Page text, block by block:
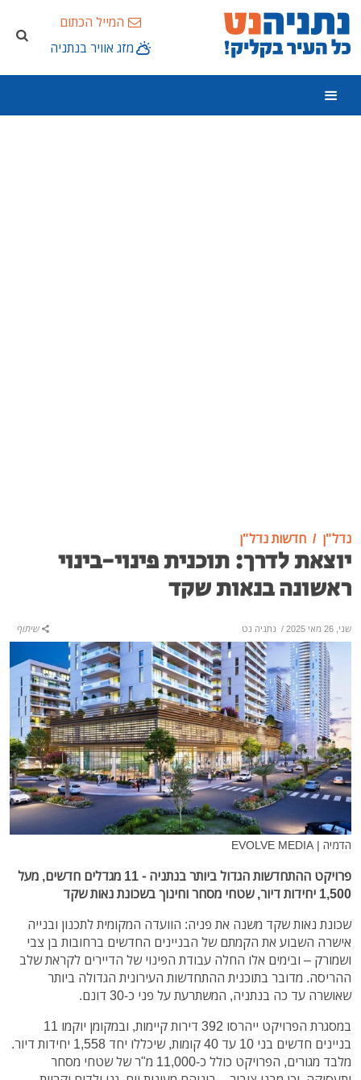
המייל הכתום
מזג אוויר בנתניה
נדל"ן חדשות נדל"ן
יוצאת לדרך: תוכנית פינוי-בינוי
ראשונה בנאות שקד
שני, 26 מאי 2025 / נתניה נט שיתוף
הדמיה | EVOLVE MEDIA
פרויקט ההתחדשות הגדול ביותר בנתניה - 11 מגדלים חדשים, מעל
1,500 יחידות דיור, שטחי מסחר וחינוך בשכונת נאות שקד
שכונת נאות שקד משנה את פניה: הוועדה המקומית לתכנון ובנייה
אישרה השבוע את הקמתם של הבניינים החדשים ברחובות בן צבי
ושמורק – ובימים אלו החלה עבודת הפינוי של הדיירים לקראת שלב
ההריסה. מדובר בתוכנית ההתחדשות העירונית הגדולה ביותר
שאושרה עד כה בנתניה, המשתרעת על פני כ-30 דונם.
במסגרת הפרויקט ייהרסו 392 דירות קיימות, ובמקומן יוקמו 11
בניינים חדשים בני 10 עד 40 קומות, שיכללו יחד 1,558 יחידות דיור.
מלבד מגורים, הפרויקט כולל כ-11,000 מ"ר של שטחי מסחר